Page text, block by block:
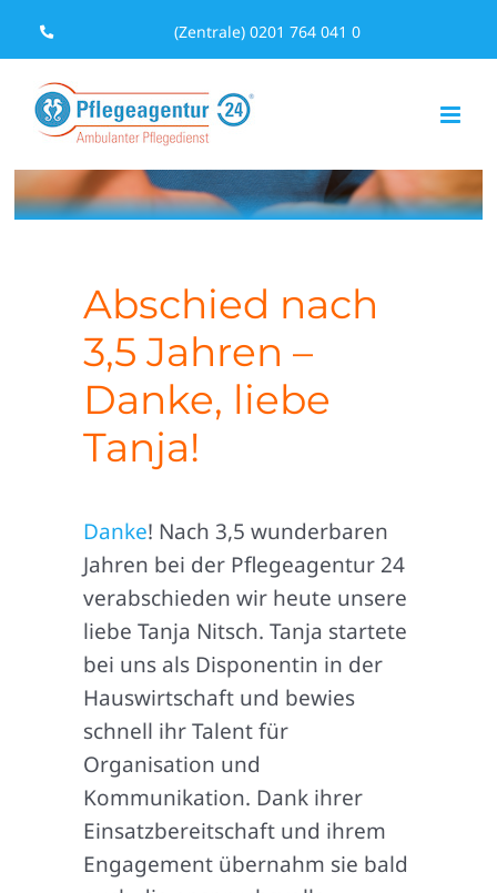
Inhalt
springen
(Zentrale) 0201 764 041 0
Abschied nach
3,5 Jahren –
Danke, liebe
Tanja!
Danke! Nach 3,5 wunderbaren
Jahren bei der Pflegeagentur 24
verabschieden wir heute unsere
liebe Tanja Nitsch. Tanja startete
bei uns als Disponentin in der
Hauswirtschaft und bewies
schnell ihr Talent für
Organisation und
Kommunikation. Dank ihrer
Einsatzbereitschaft und ihrem
Engagement übernahm sie bald